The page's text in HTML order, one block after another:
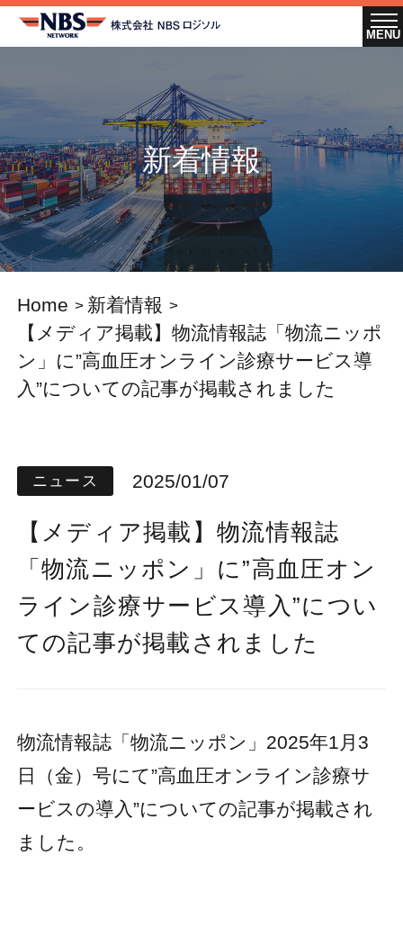
新着情報
Home
新着情報
【メディア掲載】物流情報誌「物流ニッポ
ン」に”高血圧オンライン診療サービス導
入”についての記事が掲載されました
ニュース 2025/01/07
【メディア掲載】物流情報誌
「物流ニッポン」に”高血圧オン
ライン診療サービス導入”につい
ての記事が掲載されました
物流情報誌「物流ニッポン」2025年1月3
日（金）号にて”高血圧オンライン診療サ
ービスの導入”についての記事が掲載され
ました。